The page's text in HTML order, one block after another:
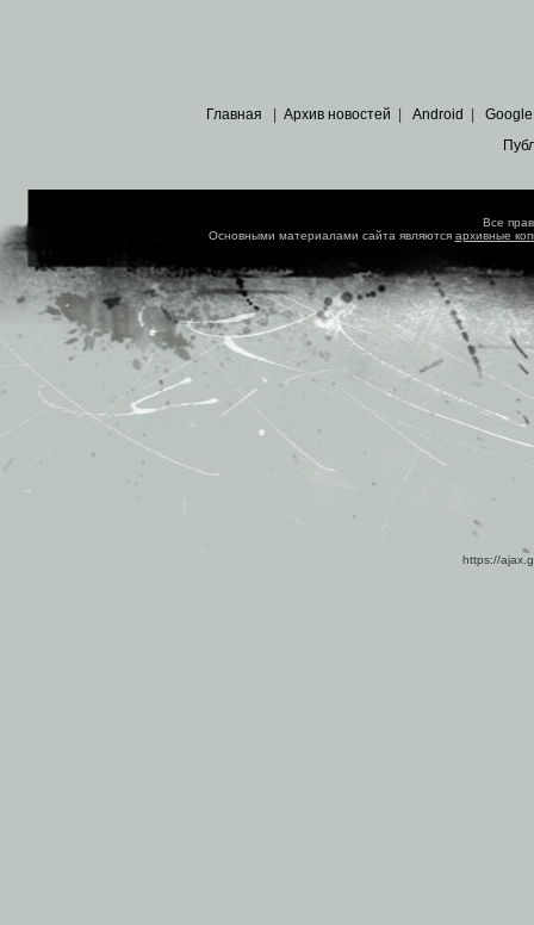
Главная Архив новостей Android Google
Все
Основными материалами сайта являются архивные
https://